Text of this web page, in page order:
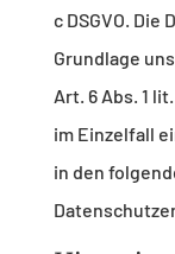
c DSGVO.
Grundlage
Art. 6 Abs. 1
im Einzelfall
in den